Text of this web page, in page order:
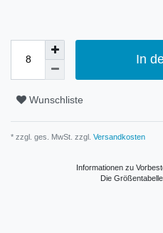
In
Wunschliste
* zzgl. ges. MwSt. zzgl. Versandkosten
Informationen zu
Die